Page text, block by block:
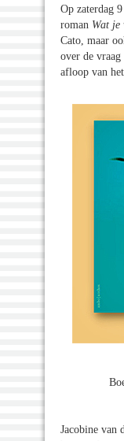
Op zaterdag
roman Wat je
Cato, maar
over de
afloop van
Jacobine van